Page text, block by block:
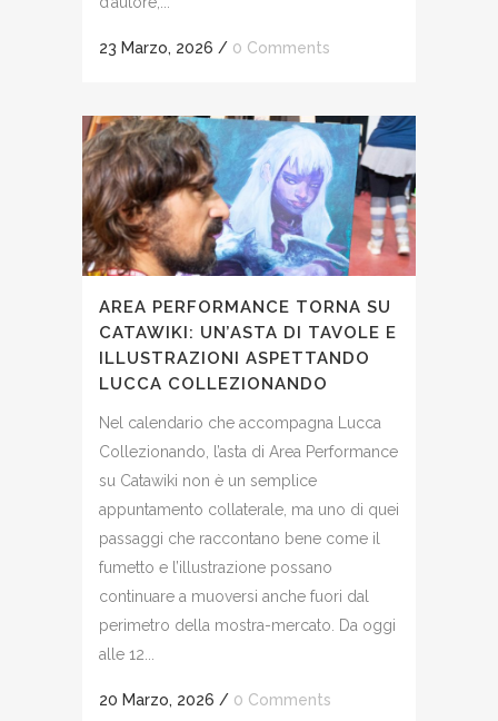
23 Marzo, 2026 / 0 Comments
AREA PERFORMANCE TORNA SU
CATAWIKI: UN’ASTA DI TAVOLE E
ILLUSTRAZIONI ASPETTANDO
LUCCA COLLEZIONANDO
Nel calendario che accompagna Lucca
Collezionando, l’asta di Area Performance
su Catawiki non è un semplice
appuntamento collaterale, ma uno di quei
passaggi che raccontano bene come il
fumetto e l’illustrazione possano
continuare a muoversi anche fuori dal
perimetro della mostra-mercato. Da oggi
alle 12...
20 Marzo, 2026 / 0 Comments